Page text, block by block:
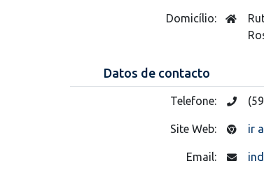
Domicílio:
Datos de contacto
Telefone:
Site Web: ir
Email: